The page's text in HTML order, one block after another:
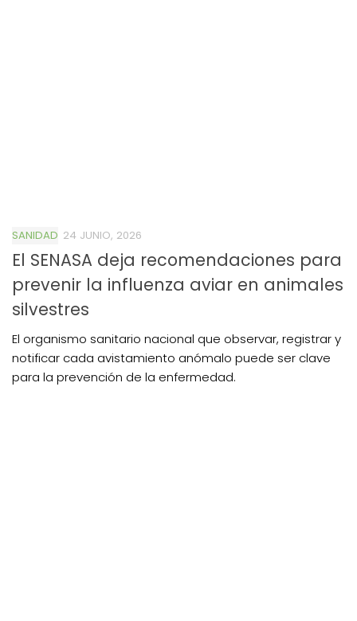
SANIDAD 24 JUNIO, 2026
El SENASA deja recomendaciones para
prevenir la influenza aviar en animales
silvestres
El organismo sanitario nacional que observar, registrar y
notificar cada avistamiento anómalo puede ser clave
para la prevención de la enfermedad.